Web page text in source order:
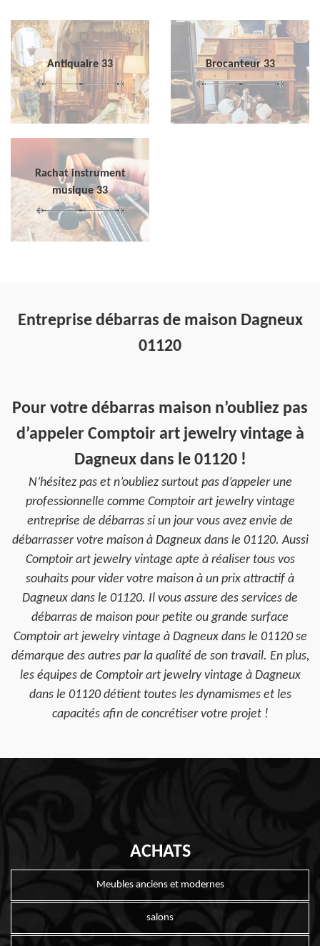
Antiquaire 33 Brocanteur 33
Rachat instrument
musique 33
Entreprise débarras de maison Dagneux
01120
Pour votre débarras maison n’oubliez pas
d’appeler Comptoir art jewelry vintage à
Dagneux dans le 01120 !
N’hésitez pas et n’oubliez surtout pas d’appeler une
professionnelle comme Comptoir art jewelry vintage
entreprise de débarras si un jour vous avez envie de
débarrasser votre maison à Dagneux dans le 01120. Aussi
Comptoir art jewelry vintage apte à réaliser tous vos
souhaits pour vider votre maison à un prix attractif à
Dagneux dans le 01120. Il vous assure des services de
débarras de maison pour petite ou grande surface
Comptoir art jewelry vintage à Dagneux dans le 01120 se
démarque des autres par la qualité de son travail. En plus,
les équipes de Comptoir art jewelry vintage à Dagneux
dans le 01120 détient toutes les dynamismes et les
capacités afin de concrétiser votre projet !
ACHATS
Meubles anciens et modernes
salons